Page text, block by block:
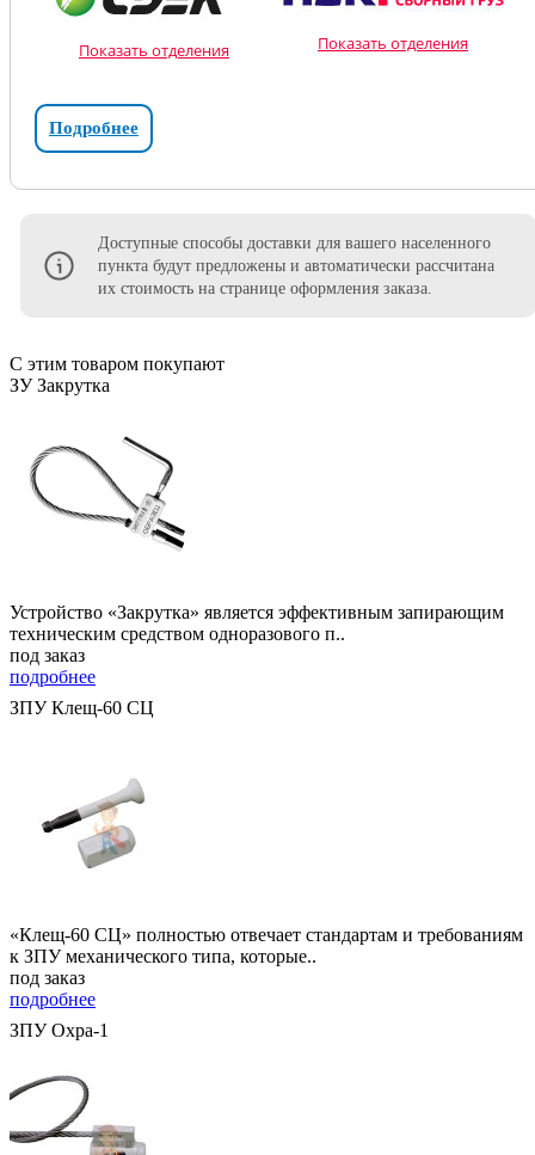
Показать отделения Показать отделения
Подробнее
Доступные способы доставки для вашего населенного
пункта будут предложены и автоматически рассчитана
их стоимость на странице оформления заказа.
С этим товаром покупают
ЗУ Закрутка
Устройство «Закрутка» является эффективным запирающим
техническим средством одноразового п..
под заказ
подробнее
ЗПУ Клещ-60 СЦ
«Клещ-60 СЦ» полностью отвечает стандартам и требованиям
к ЗПУ механического типа, которые..
под заказ
подробнее
ЗПУ Охра-1